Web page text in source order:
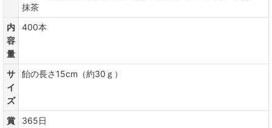
抹茶
内
容
量
400本
サ
イ
ズ
飴の長さ15cm（約30ｇ）
賞
365日